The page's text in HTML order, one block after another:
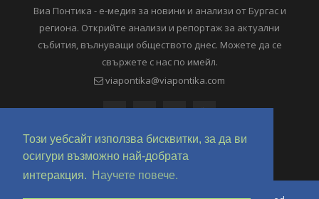
Този уебсайт използва бисквитки, за да ви
осигури възможно най-добрата
интеракция.
Научете повече.
Виа Понтика - е-медия за новини и анализи от Бургас и
региона. Открийте анализи и репортаж за актуални
събития, вълнуващи обществото днес. Можете да се
свържете с нас по имейл.
viapontika@viapontika.com